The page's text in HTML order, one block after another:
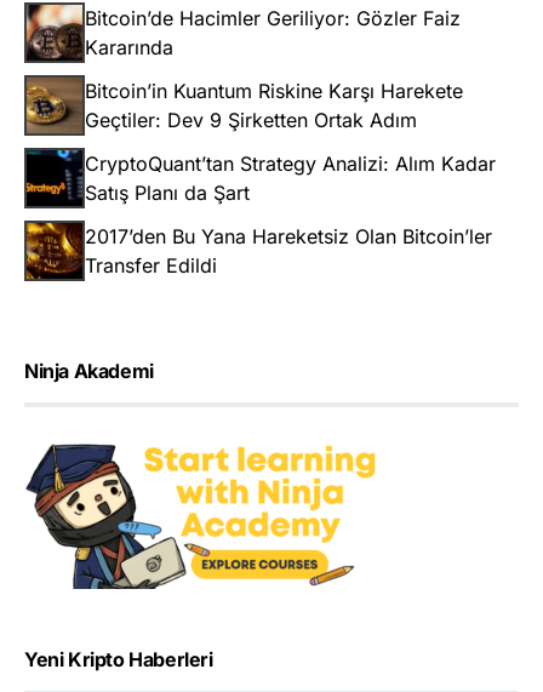
Bitcoin’de Hacimler Geriliyor: Gözler Faiz
Kararında
Bitcoin’in Kuantum Riskine Karşı Harekete
Geçtiler: Dev 9 Şirketten Ortak Adım
CryptoQuant’tan Strategy Analizi: Alım Kadar
Satış Planı da Şart
2017’den Bu Yana Hareketsiz Olan Bitcoin’ler
Transfer Edildi
Ninja Akademi
Yeni Kripto Haberleri